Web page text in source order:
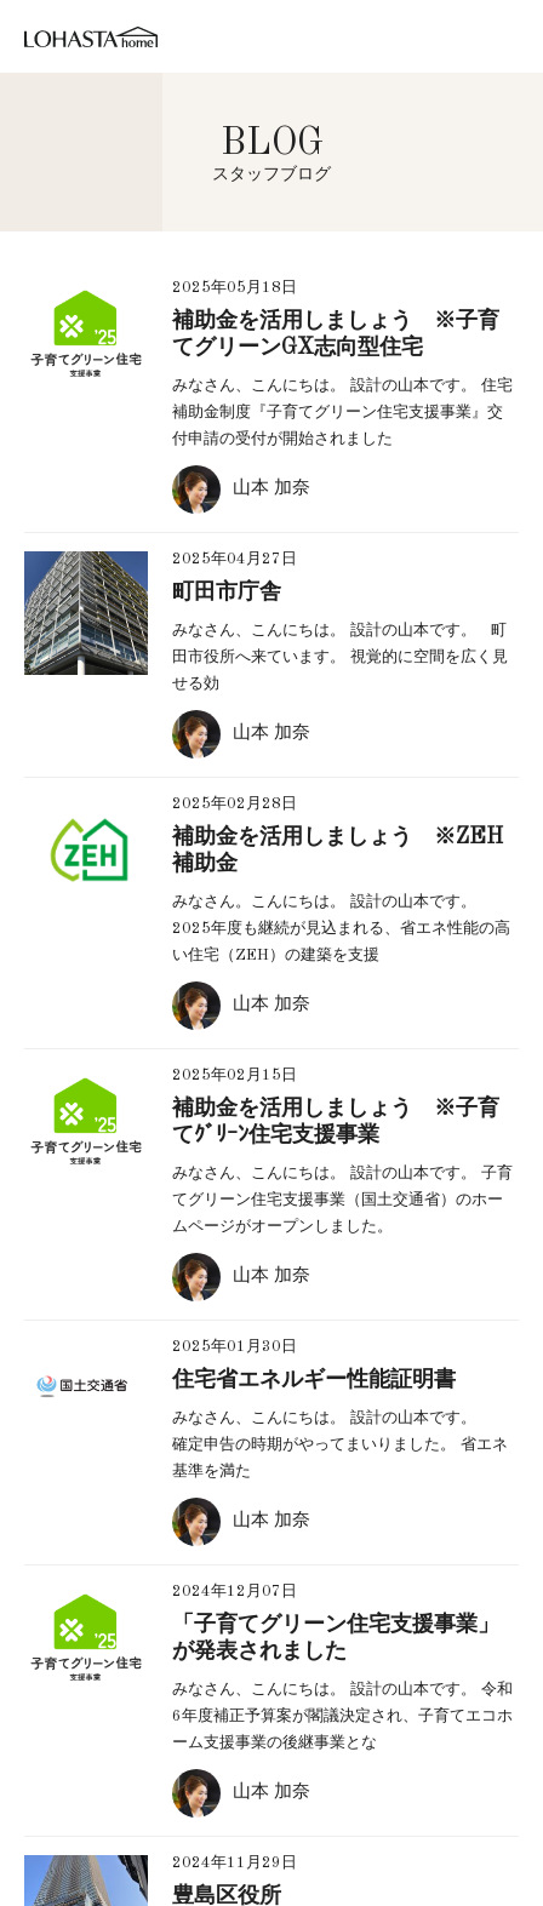
BLOG
スタッフブログ
2025年05月18日
補助金を活用しましょう ※子育
てグリーンGX志向型住宅
みなさん、こんにちは。 設計の山本です。 住宅
補助金制度『子育てグリーン住宅支援事業』交
付申請の受付が開始されました
山本 加奈
2025年04月27日
町田市庁舎
みなさん、こんにちは。 設計の山本です。 町
田市役所へ来ています。 視覚的に空間を広く見
せる効
山本 加奈
2025年02月28日
補助金を活用しましょう ※ZEH
補助金
みなさん。こんにちは。 設計の山本です。
2025年度も継続が見込まれる、省エネ性能の高
い住宅（ZEH）の建築を支援
山本 加奈
2025年02月15日
補助金を活用しましょう ※子育
てｸﾞﾘｰﾝ住宅支援事業
みなさん、こんにちは。 設計の山本です。 子育
てグリーン住宅支援事業（国土交通省）のホー
ムページがオープンしました。
山本 加奈
2025年01月30日
住宅省エネルギー性能証明書
みなさん、こんにちは。 設計の山本です。
確定申告の時期がやってまいりました。 省エネ
基準を満た
山本 加奈
2024年12月07日
「子育てグリーン住宅支援事業」
が発表されました
みなさん、こんにちは。 設計の山本です。 令和
6年度補正予算案が閣議決定され、子育てエコホ
ーム支援事業の後継事業とな
山本 加奈
2024年11月29日
豊島区役所